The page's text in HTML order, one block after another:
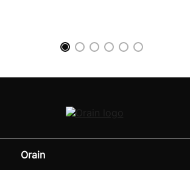
Orain